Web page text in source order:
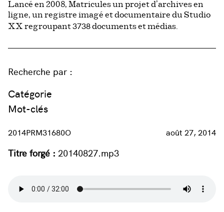
Lancé en 2008, Matricules un projet d’archives en
ligne, un registre imagé et documentaire du Studio
XX regroupant3738documents et médias.
Recherche par :
Catégorie
Mot-clés
2014PRM31680O août 27, 2014
Titre forgé : 20140827.mp3